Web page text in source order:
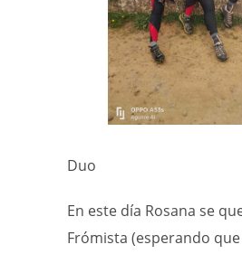
Duo
En este día Rosana se
Frómista (esperando